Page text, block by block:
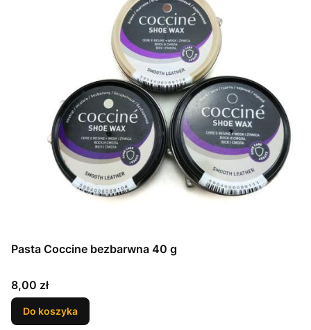
Pasta Coccine bezbarwna 40 g
Cena
8,00 zł
Do koszyka